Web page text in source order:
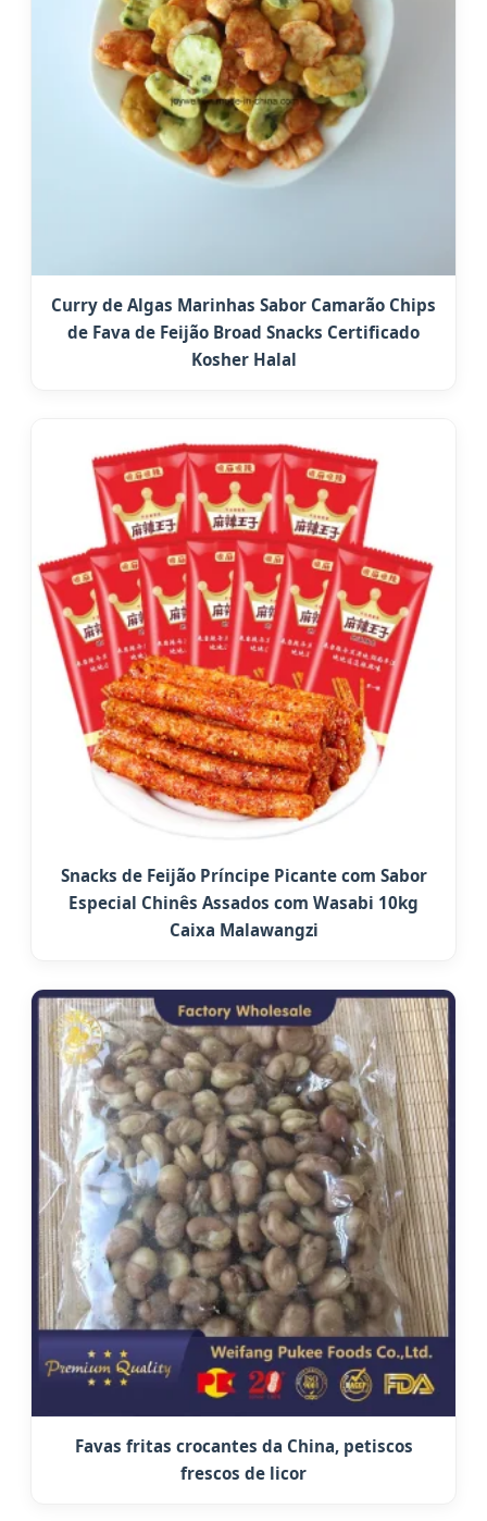
Curry de Algas Marinhas Sabor Camarão Chips
de Fava de Feijão Broad Snacks Certificado
Kosher Halal
Snacks de Feijão Príncipe Picante com Sabor
Especial Chinês Assados com Wasabi 10kg
Caixa Malawangzi
Favas fritas crocantes da China, petiscos
frescos de licor